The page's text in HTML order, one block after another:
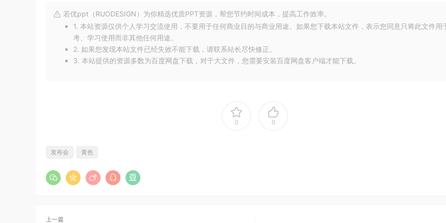
若优ppt（RUODESIGN）为你精选优质PPT资源，帮您节约时间成本，提高工作效率。
1. 本站资源仅供个人学习交流使用，不要用于任何商业目的与商业用途。如果您下载本站文件，表示您同意只将此文件用
考、学习使用而非其他任何用途。
2. 如果您发现本站文件已经失效不能下载，请联系站长尽快修正。
3. 本站提供的资源多数为百度网盘下载，对于大文件，您需要安装百度网盘客户端才能下载。
0 0
发布会 黄色
上一篇